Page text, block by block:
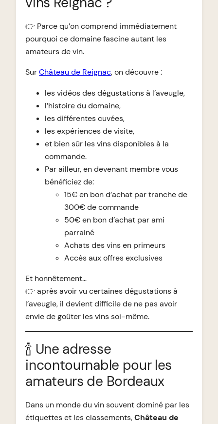
👉 Parce qu’on comprend immédiatement
pourquoi ce domaine fascine autant les
amateurs de vin.
SurChâteau de Reignac, on découvre :
les vidéos des dégustations à l’aveugle,
l’histoire du domaine,
les différentes cuvées,
les expériences de visite,
et bien sûr les vins disponibles à la
commande.
Par ailleur, en devenant membre vous
bénéficiez de:
15€ en bon d’achat par tranche de
300€ de commande
50€ en bon d’achat par ami
parrainé
Achats des vins en primeurs
Accès aux offres exclusives
Et honnêtement…
👉 après avoir vu certaines dégustations à
l’aveugle, il devient difficile de ne pas avoir
envie de goûter les vins soi-même.
🍾 Une adresse
incontournable pour les
amateurs de Bordeaux
Dans un monde du vin souvent dominé par les
étiquettes et les classements,Château de